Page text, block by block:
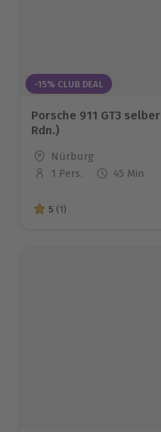
-15% CLUB DEAL
Porsche 911 GT3
Rdn.)
Standort
Nürburg
Anzahl der Teilnehmer
1 Pers. 45 Min
5 von 5 Sternen
5 (1)